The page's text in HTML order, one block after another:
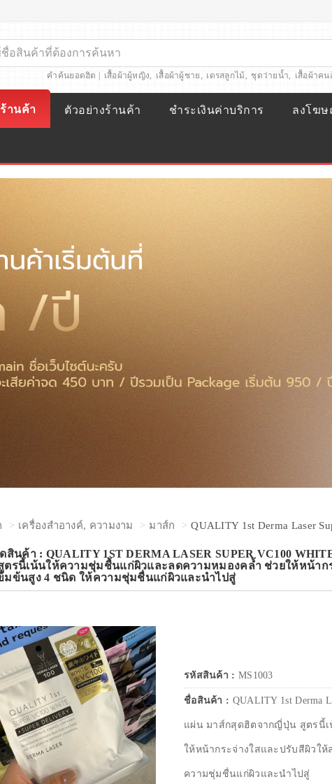
คำค้นยอดฮิต | เสื้อผ้าผู้หญิง, เสื้อผ้าผู้ชาย, เดรสลูกไม้, ชุดว่ายน้ำ, เสื้อผ้าค
านค้า ตัวอย่างร้านค้า ชำระเงินค่าบริการ ลงโฆ
เครื่องสำอางค์, ความงาม มาส์ก QUALITY 1st Derma Laser
สินค้า : QUALITY 1ST DERMA LASER SUPER VC100
รนี้เน้นให้ความชุ่มชื้นแก่ผิวและลดความหมองคล้ำ ช่วยให้หน้าก
มข้นสูง 4 ชนิด ให้ความชุ่มชื่นแก่ผิวและนำไปสู่
รหัสสินค้า : MS1003
ชื่อสินค้า : QUALITY 1st Derma
แผ่น มาส์กสุดฮิตจากญี่ปุ่น สูตรนี้
ให้หน้ากระจ่างใสและปรับสีผิวใ
ความชุ่มชื่นแก่ผิวและนำไปสู่